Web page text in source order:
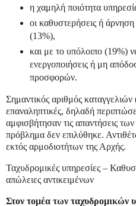
η χαμηλή ποιότητα
οι καθυστερήσεις ή
(13%),
και με το υπόλοιπο (19%)
ενεργοποιήσεις ή μη
προσφορών.
Σημαντικός αριθμός
επαναληπτικές, δηλαδή
αμφισβήτησαν τις απαντήσεις
πρόβλημα δεν επιλύθηκε.
εκτός αρμοδιοτήτων της Αρχής.
Ταχυδρομικές υπηρεσίες –
απώλειες αντικειμένων
Στον τομέα των